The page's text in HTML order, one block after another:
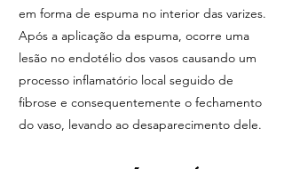
em forma de espuma no interior das varizes.
Após a aplicação da espuma, ocorre uma
lesão no endotélio dos vasos causando um
processo inflamatório local seguido de
fibrose e consequentemente o fechamento
do vaso, levando ao desaparecimento dele.